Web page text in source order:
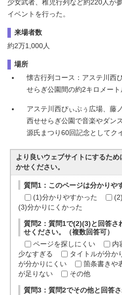
少女武者、稚児行列など約220人が
イベントを行った。
来場者数
約2万1,000人
場所
懐古行列コース：アステ川西
せらぎ公園間の約2キロメート
アステ川西ぴぃぷぅ広場、藤
西せせらぎ公園で音楽やダン
源氏まつり60回記念としてク
より良いウェブサイトにするた
かせください。
質問1：このページは分かりや
(1)分かりやすかった
(3)分かりにくかった
質問2：質問1で(2)(3)と回答さ
せください。（複数回答可）
ページを探しにくい
内
少なすぎる
タイトルが分か
が分かりにくい
箇条書きや
が足りない
その他
質問3：質問2でその他と回答